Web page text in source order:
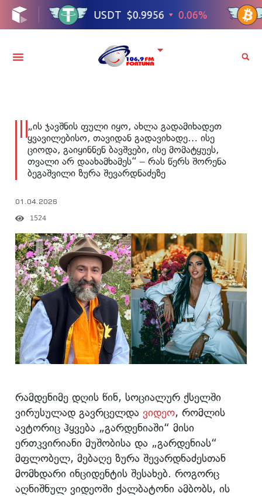
„ის ჯავშნის ფული იყო, ახლა გადამიხადეთ
ყვავილებისო, თავიდან გადავიხადე… ისე
ციოდა, გაიყინნენ ბავშვები, ისე მომატყუეს,
თვალი არ დაახამხამეს“ – რას წერს შორენა
ბეგაშვილი ზურა შევარდნაძეზე
01.04.2026
1524
რამდენიმე დღის წინ, სოციალურ ქსელში
ვირუსულად გავრცელდა ვიდეო, რომლის
ავტორიც ჰყვება „გარდენიაში“ მისი
ერთკვირიანი მუშობისა და „გარდენიას“
მფლობელ, მებაღე ზურა შევარდნაძესთან
მომხდარი ინციდენტის შესახებ. როგორც
აღნიშნულ ვიდეოში ქალბატონი ამბობს, ის